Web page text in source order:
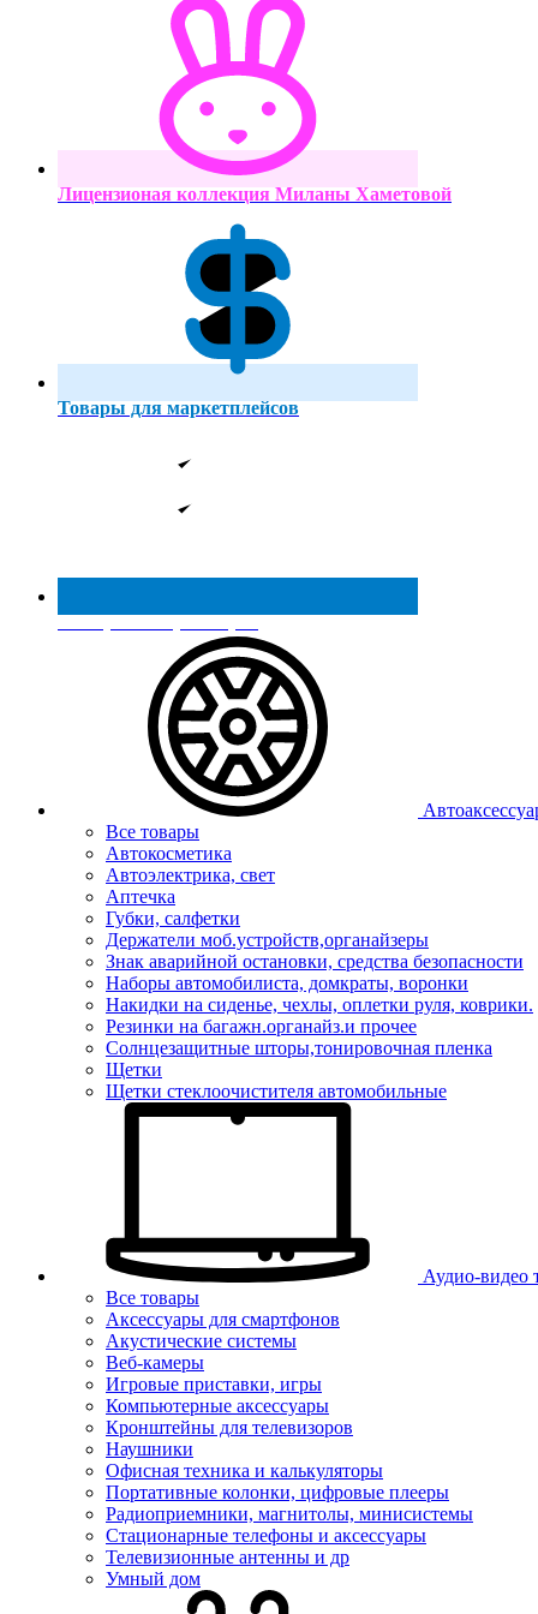
Лицензионая коллекция Миланы Хаметовой
Товары для маркетплейсов
Реестр МинПромТорга
Все товары
Автокосметика
Автоэлектрика, свет
Аптечка
Губки, салфетки
Держатели моб.устройств,органайзеры
Знак аварийной остановки, средства безопасности
Наборы автомобилиста, домкраты, воронки
Накидки на сиденье, чехлы, оплетки руля, коврики.
Резинки на багажн.органайз.и прочее
Солнцезащитные шторы,тонировочная пленка
Щетки
Щетки стеклоочистителя автомобильные
Аудио-видео
Все товары
Аксессуары для смартфонов
Акустические системы
Веб-камеры
Игровые приставки, игры
Компьютерные аксессуары
Кронштейны для телевизоров
Наушники
Офисная техника и калькуляторы
Портативные колонки, цифровые плееры
Радиоприемники, магнитолы, минисистемы
Стационарные телефоны и аксессуары
Телевизионные антенны и др
Умный дом